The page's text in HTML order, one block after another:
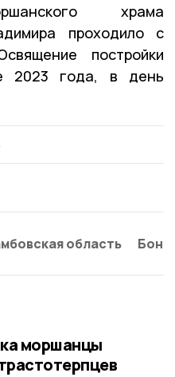
храма
проходило с
постройки
2023 года, в день
область
моршанцы